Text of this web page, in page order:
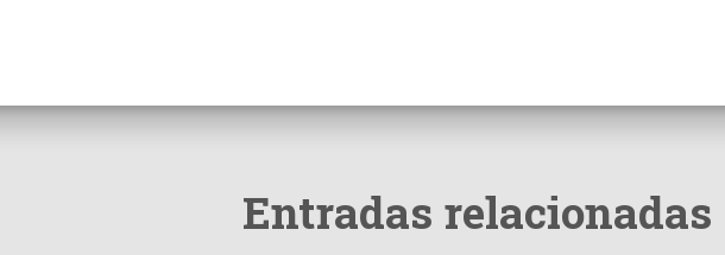
Entradas relacionadas